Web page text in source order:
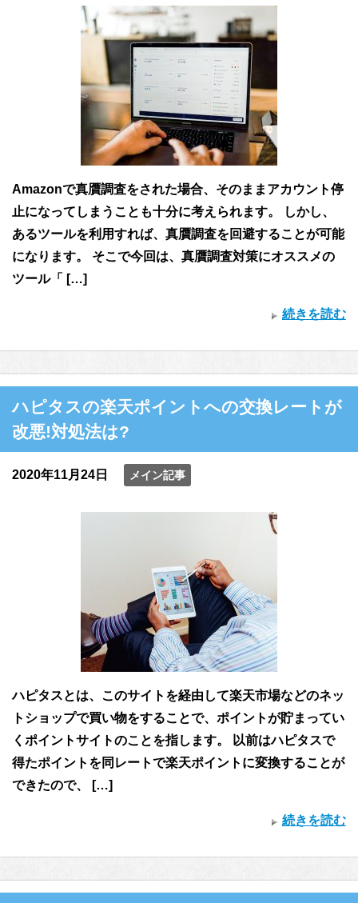
Amazonで真贋調査をされた場合、そのままアカウント停
止になってしまうことも十分に考えられます。 しかし、
あるツールを利用すれば、真贋調査を回避することが可能
になります。 そこで今回は、真贋調査対策にオススメの
ツール「 […]
続きを読む
ハピタスの楽天ポイントへの交換レートが
改悪!対処法は?
2020年11月24日 メイン記事
ハピタスとは、このサイトを経由して楽天市場などのネッ
トショップで買い物をすることで、ポイントが貯まってい
くポイントサイトのことを指します。 以前はハピタスで
得たポイントを同レートで楽天ポイントに変換することが
できたので、 […]
続きを読む